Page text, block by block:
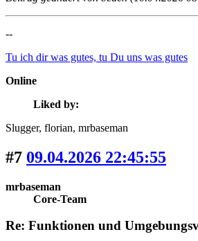
--
Tu ich dir was gutes, tu Du uns was gutes
Online
Liked by:
Slugger, florian, mrbaseman
#7 09.04.2026 22:45:55
mrbaseman
Core-Team
Re: Funktionen und